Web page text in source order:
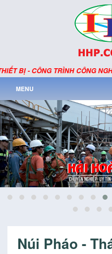
BỊ - CÔNG TRÌNH CÔNG
MENU
Núi Pháo -